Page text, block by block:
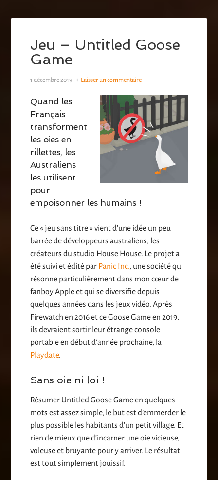
Jeu – Untitled Goose
Game
1 décembre 2019 Laisser un commentaire
Quand les
Français
transforment
les oies en
rillettes, les
Australiens
les utilisent
pour
empoisonner les humains !
Ce « jeu sans titre » vient d’une idée un peu
barrée de développeurs australiens, les
créateurs du studio House House. Le projet a
été suivi et édité par Panic Inc., une société qui
résonne particulièrement dans mon cœur de
fanboy Apple et qui se diversifie depuis
quelques années dans les jeux vidéo. Après
Firewatch en 2016 et ce Goose Game en 2019,
ils devraient sortir leur étrange console
portable en début d’année prochaine, la
Playdate.
Sans oie ni loi !
Résumer Untitled Goose Game en quelques
mots est assez simple, le but est d’emmerder le
plus possible les habitants d’un petit village. Et
rien de mieux que d’incarner une oie vicieuse,
voleuse et bruyante pour y arriver. Le résultat
est tout simplement jouissif.